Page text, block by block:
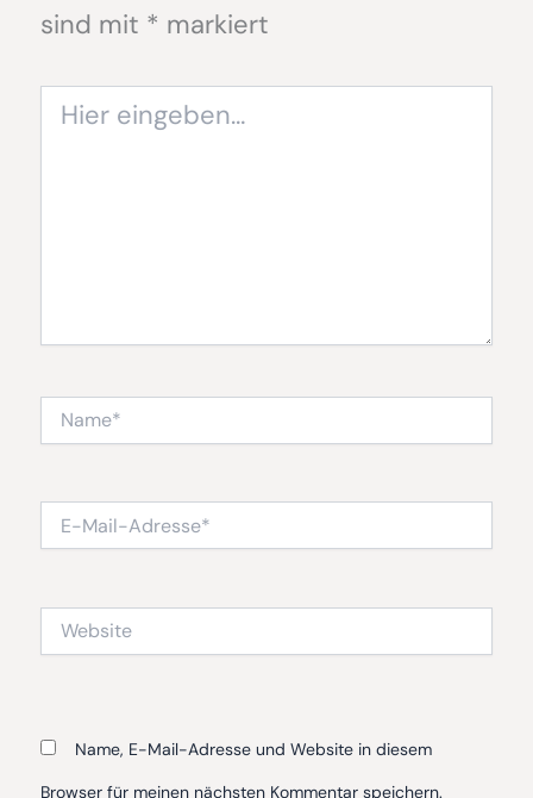
sind mit * markiert
eingeben…
Mail-
Name, E-Mail-Adresse und Website in diesem
Browser für meinen nächsten Kommentar speichern.